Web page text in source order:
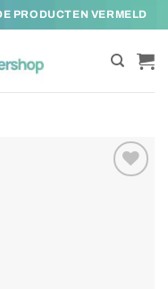
PRODUCTEN VERMELD